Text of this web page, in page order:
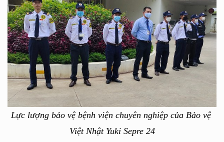
Lực lượng bảo vệ bệnh viện chuyên nghiệp của Bảo vệ
Việt Nhật Yuki Sepre 24